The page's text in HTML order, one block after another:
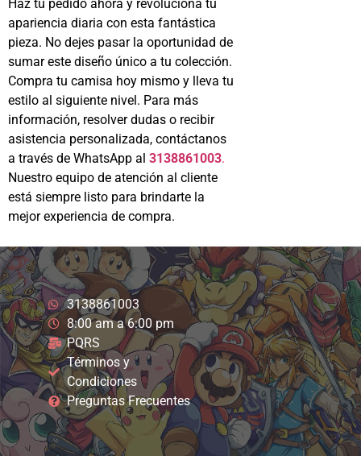
Haz tu pedido ahora y revoluciona tu
apariencia diaria con esta fantástica
pieza. No dejes pasar la oportunidad de
sumar este diseño único a tu colección.
Compra tu camisa hoy mismo y lleva tu
estilo al siguiente nivel. Para más
información, resolver dudas o recibir
asistencia personalizada, contáctanos
a través de WhatsApp al 3138861003.
Nuestro equipo de atención al cliente
está siempre listo para brindarte la
mejor experiencia de compra.
3138861003
8:00 am a 6:00 pm
PQRS
Términos y
Condiciones
Preguntas Frecuentes